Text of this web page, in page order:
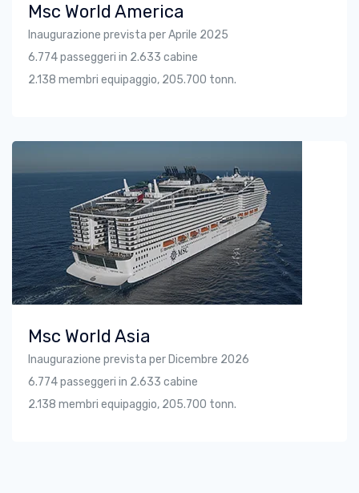
Msc World America
Inaugurazione prevista per Aprile 2025
6.774 passeggeri in 2.633 cabine
2.138 membri equipaggio, 205.700 tonn.
Msc World Asia
Inaugurazione prevista per Dicembre 2026
6.774 passeggeri in 2.633 cabine
2.138 membri equipaggio, 205.700 tonn.